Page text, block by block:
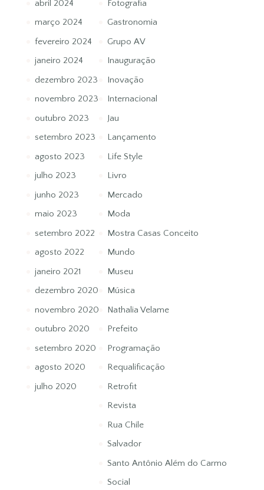
abril 2024
março 2024
fevereiro 2024
janeiro 2024
dezembro 2023
novembro 2023
outubro 2023
setembro 2023
agosto 2023
julho 2023
junho 2023
maio 2023
setembro 2022
agosto 2022
janeiro 2021
dezembro 2020
novembro 2020
outubro 2020
setembro 2020
agosto 2020
julho 2020
Fotografia
Gastronomia
Grupo AV
Inauguração
Inovação
Internacional
Jau
Lançamento
Life Style
Livro
Mercado
Moda
Mostra Casas Conceito
Mundo
Museu
Música
Nathalia Velame
Prefeito
Programação
Requalificação
Retrofit
Revista
Rua Chile
Salvador
Santo Antônio Além do Carmo
Social